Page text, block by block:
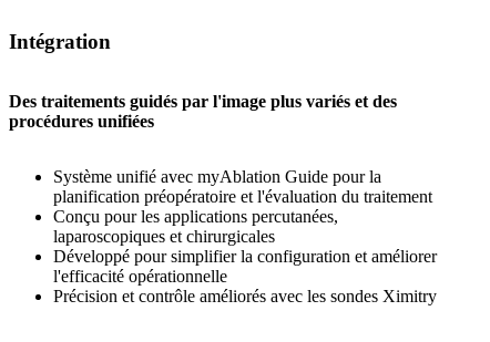
Intégration
Des traitements guidés par l'image plus variés et des
procédures unifiées
Système unifié avec myAblation Guide pour la
planification préopératoire et l'évaluation du traitement
Conçu pour les applications percutanées,
laparoscopiques et chirurgicales
Développé pour simplifier la configuration et améliorer
l'efficacité opérationnelle
Précision et contrôle améliorés avec les sondes Ximitry